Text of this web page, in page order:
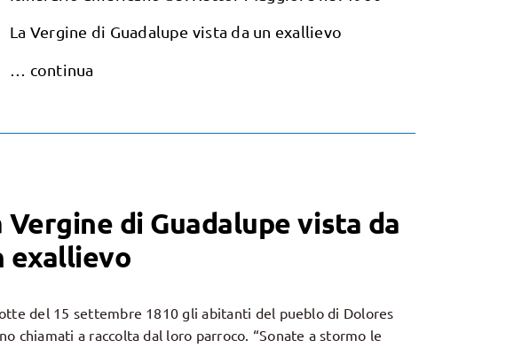
La Vergine di Guadalupe vista da un exallievo
… continua
Vergine di Guadalupe vista da
exallievo
del 15 settembre 1810 gli abitanti del pueblo di Dolores
chiamati a raccolta dal loro parroco. “Sonate a stormo le